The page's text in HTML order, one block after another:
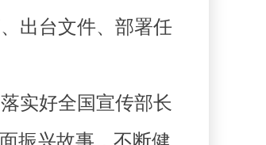
出台文件、部署任
实好全国宣传部长